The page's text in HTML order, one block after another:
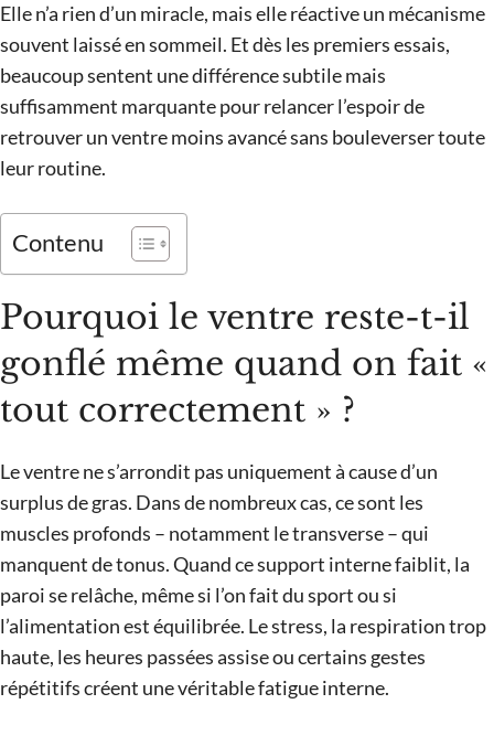
Elle n’a rien d’un miracle, mais elle réactive un mécanisme
souvent laissé en sommeil. Et dès les premiers essais,
beaucoup sentent une différence subtile mais
suffisamment marquante pour relancer l’espoir de
retrouver un ventre moins avancé sans bouleverser toute
leur routine.
Contenu
Pourquoi le ventre reste-t-il
gonflé même quand on fait «
tout correctement » ?
Le ventre ne s’arrondit pas uniquement à cause d’un
surplus de gras. Dans de nombreux cas, ce sont les
muscles profonds – notamment le transverse – qui
manquent de tonus. Quand ce support interne faiblit, la
paroi se relâche, même si l’on fait du sport ou si
l’alimentation est équilibrée. Le stress, la respiration trop
haute, les heures passées assise ou certains gestes
répétitifs créent une véritable fatigue interne.